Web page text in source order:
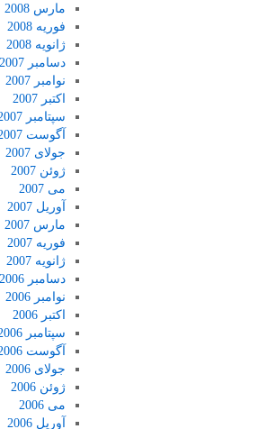
مارس 2008
فوریه 2008
ژانویه 2008
دسامبر 2007
نوامبر 2007
اکتبر 2007
سپتامبر 2007
آگوست 2007
جولای 2007
ژوئن 2007
می 2007
آوریل 2007
مارس 2007
فوریه 2007
ژانویه 2007
دسامبر 2006
نوامبر 2006
اکتبر 2006
سپتامبر 2006
آگوست 2006
جولای 2006
ژوئن 2006
می 2006
آوریل 2006